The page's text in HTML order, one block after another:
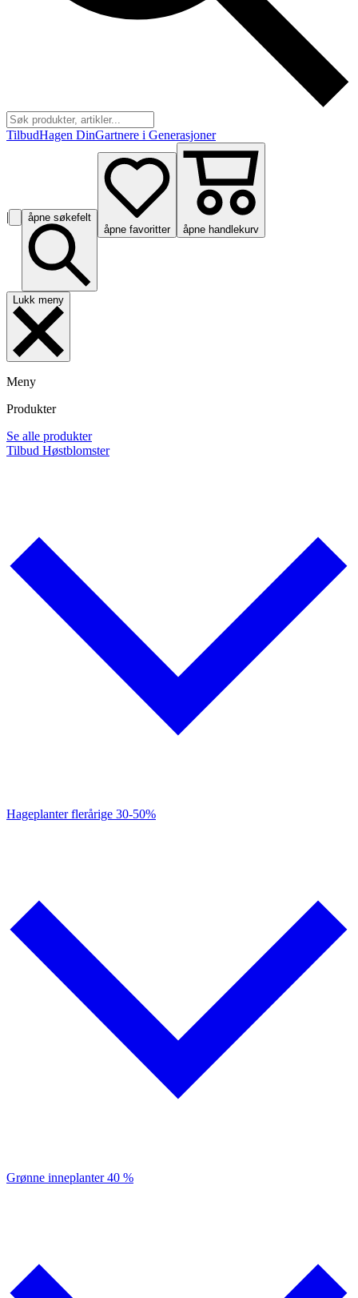
TilbudHagen DinGartnere i Generasjoner
|
åpne søkefelt
åpne favoritter
åpne handlekurv
Lukk meny
Meny
Produkter
Se alle produkter
Tilbud Høstblomster
Hageplanter flerårige 30-50%
Grønne inneplanter40 %